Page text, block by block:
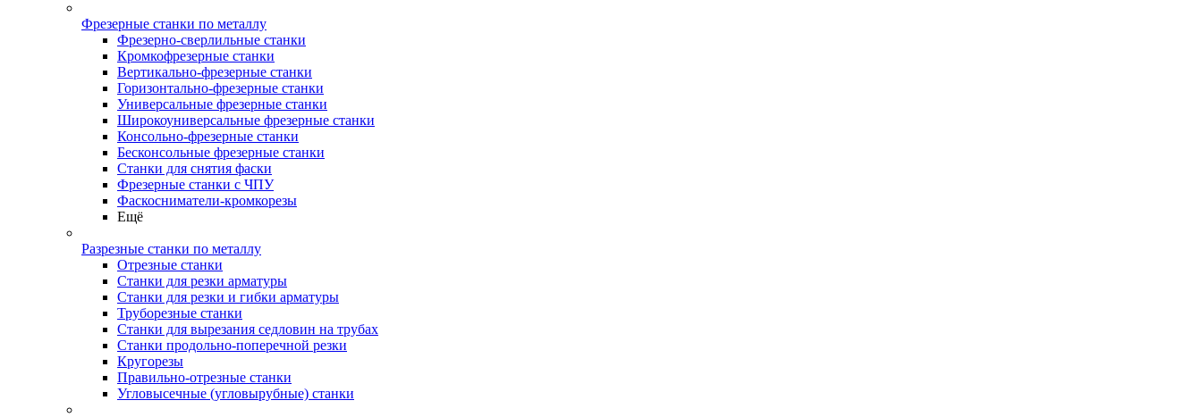
Фрезерные станки по металлу
Фрезерно-сверлильные станки
Кромкофрезерные станки
Вертикально-фрезерные станки
Горизонтально-фрезерные станки
Универсальные фрезерные станки
Широкоуниверсальные фрезерные станки
Консольно-фрезерные станки
Бесконсольные фрезерные станки
Станки для снятия фаски
Фрезерные станки с ЧПУ
Фаскосниматели-кромкорезы
Ещё
Разрезные станки по металлу
Отрезные станки
Станки для резки арматуры
Станки для резки и гибки арматуры
Труборезные станки
Станки для вырезания седловин на трубаx
Станки продольно-поперечной резки
Кругорезы
Правильно-отрезные станки
Угловысечные (угловырубные) станки